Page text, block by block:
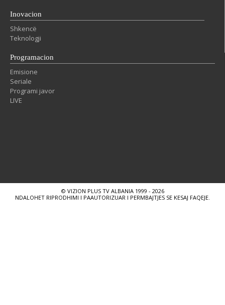
Inovacion
Shkencë
Teknologji
Programacion
Emisione
Seriale
Programi javor
LIVE
© VIZION PLUS TV ALBANIA 1999 - 2026
NDALOHET RIPRODHIMI I PAAUTORIZUAR I PERMBAJTJES SE KESAJ FAQEJE.